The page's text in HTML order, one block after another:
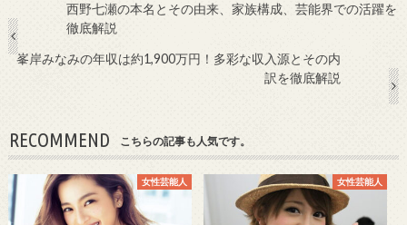
西野七瀬の本名とその由来、家族構成、芸能界での活躍を
徹底解説
峯岸みなみの年収は約1,900万円！多彩な収入源とその内
訳を徹底解説
RECOMMEND こちらの記事も人気です。
女性芸能人 女性芸能人